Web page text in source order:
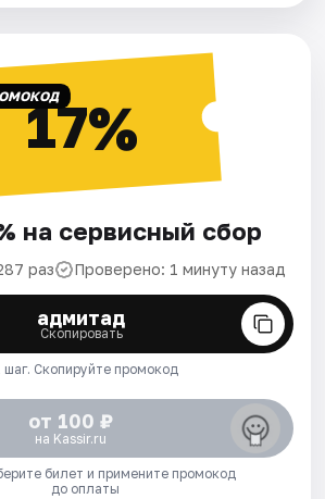
17%
на сервисный сбор
раз Проверено: 1 минуту назад
адмитад
Скопировать
шаг. Скопируйте промокод
от 100 ₽
на Kassir.ru
билет и примените промокод
до оплаты